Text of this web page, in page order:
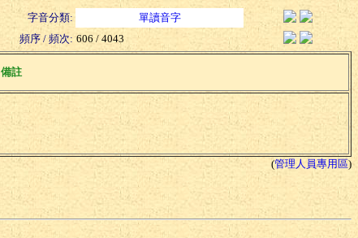
字音分類:
單讀音字
頻序 / 頻次: 606 / 4043
備註
(管理人員專用區)